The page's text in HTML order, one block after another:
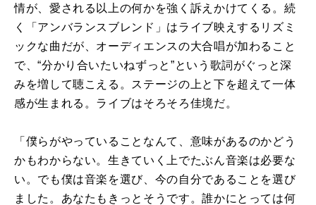
情が、愛される以上の何かを強く訴えかけてくる。続
く「アンバランスブレンド」はライブ映えするリズミ
ックな曲だが、オーディエンスの大合唱が加わること
で、“分かり合いたいねずっと”という歌詞がぐっと深
みを増して聴こえる。ステージの上と下を超えて一体
感が生まれる。ライブはそろそろ佳境だ。
「僕らがやっていることなんて、意味があるのかどう
かもわからない。生きていく上でたぶん音楽は必要な
い。でも僕は音楽を選び、今の自分であることを選び
ました。あなたもきっとそうです。誰かにとっては何